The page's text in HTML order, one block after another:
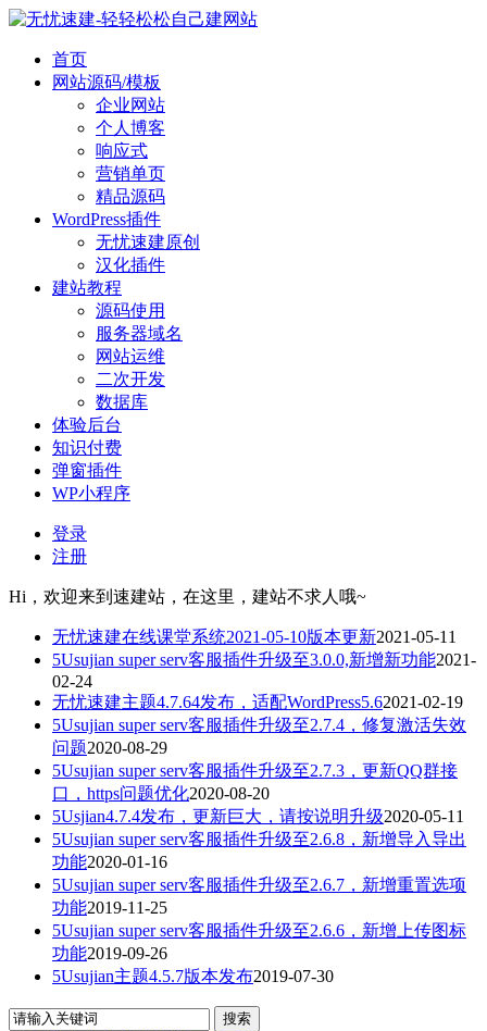
首页
网站源码/模板
企业网站
个人博客
响应式
营销单页
精品源码
WordPress插件
无忧速建原创
汉化插件
建站教程
源码使用
服务器域名
网站运维
二次开发
数据库
体验后台
知识付费
弹窗插件
WP小程序
登录
注册
Hi，欢迎来到速建站，在这里，建站不求人哦~
无忧速建在线课堂系统2021-05-10版本更新2021-05-11
5Usujian super serv客服插件升级至3.0.0,新增新功能2021-
02-24
无忧速建主题4.7.64发布，适配WordPress5.62021-02-19
5Usujian super serv客服插件升级至2.7.4，修复激活失效
问题2020-08-29
5Usujian super serv客服插件升级至2.7.3，更新QQ群接
口，https问题优化2020-08-20
5Usjian4.7.4发布，更新巨大，请按说明升级2020-05-11
5Usujian super serv客服插件升级至2.6.8，新增导入导出
功能2020-01-16
5Usujian super serv客服插件升级至2.6.7，新增重置选项
功能2019-11-25
5Usujian super serv客服插件升级至2.6.6，新增上传图标
功能2019-09-26
5Usujian主题4.5.7版本发布2019-07-30